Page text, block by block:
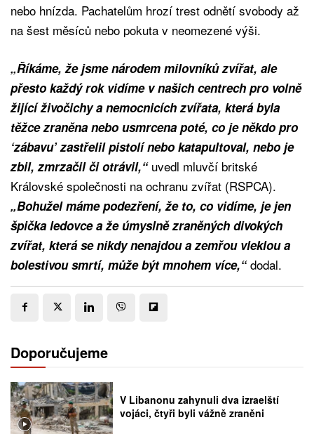
nebo hnízda. Pachatelům hrozí trest odnětí svobody až
na šest měsíců nebo pokuta v neomezené výši.
„Říkáme, že jsme národem milovníků zvířat, ale
přesto každý rok vidíme v našich centrech pro volně
žijící živočichy a nemocnicích zvířata, která byla
těžce zraněna nebo usmrcena poté, co je někdo pro
‘zábavu’ zastřelil pistolí nebo katapultoval, nebo je
zbil, zmrzačil či otrávil,“uvedl mluvčí britské
Královské společnosti na ochranu zvířat (RSPCA).
„Bohužel máme podezření, že to, co vidíme, je jen
špička ledovce a že úmyslně zraněných divokých
zvířat, která se nikdy nenajdou a zemřou vleklou a
bolestivou smrtí, může být mnohem více,“dodal.
Doporučujeme
V Libanonu zahynuli dva izraelští
vojáci, čtyři byli vážně zraněni